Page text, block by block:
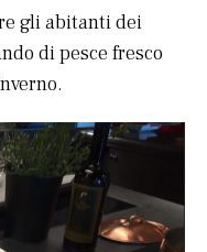
gli abitanti dei
di pesce fresco